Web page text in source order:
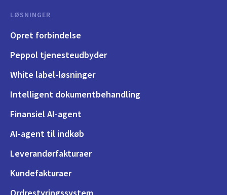
LØSNINGER
Opret forbindelse
Peppol tjenesteudbyder
White label-løsninger
Intelligent dokumentbehandling
Finansiel AI-agent
AI-agent til indkøb
Leverandørfakturaer
Kundefakturaer